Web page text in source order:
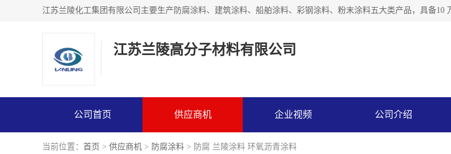
江苏兰陵高分子材料有限公司
公司首页 供应商机 企业视频 公司介绍
当前位置： 首页 > 供应商机 > 防腐涂料 > 防腐 兰陵涂料 环氧沥青涂料